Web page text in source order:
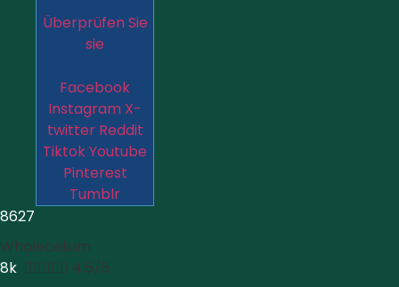
Überprüfen Sie
sie
Facebook
Instagram X-
twitter Reddit
TiktokYoutube
Pinterest
Tumblr
8627
Wholecelium
8k  4.5/5